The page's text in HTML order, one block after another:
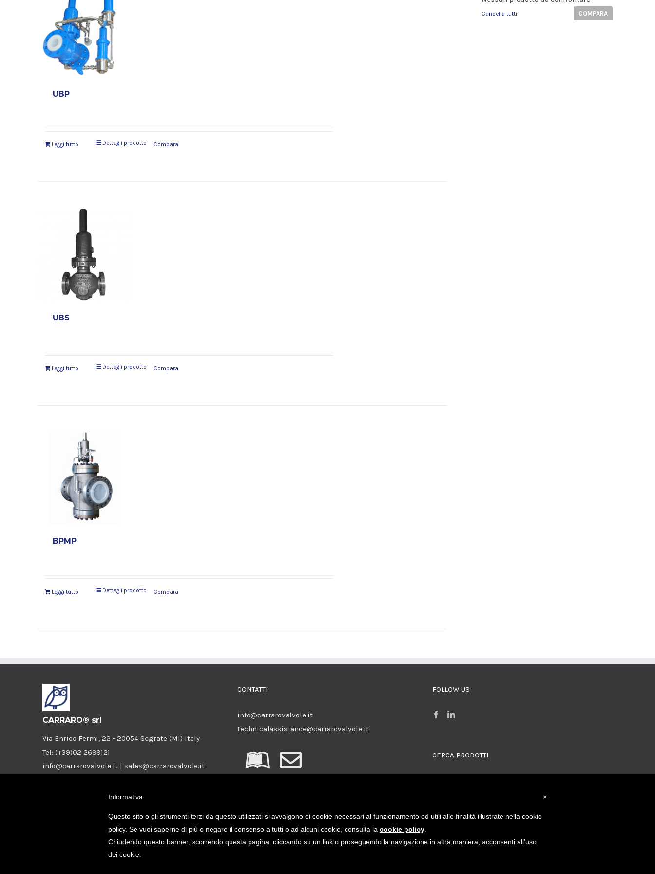
UBP
Leggi tutto Dettagli prodotto Compara
UBS
Leggi tutto Dettagli prodotto Compara
BPMP
Leggi tutto Dettagli prodotto Compara
Cancella tutti COMPARA
CARRARO® srl
Via Enrico Fermi, 22 - 20054 Segrate (MI) Italy
Tel: (+39)02 2699121
info@carrarovalvole.it | sales@carrarovalvole.it
Società a socio unico iscritta R.E.A. Milano nr.
Cookie Policy
CONTATTI
info@carrarovalvole.it
technicalassistance@carrarovalvole.it
FOLLOW US
CERCA PRODOTTI
×
Informativa
Questo sito o gli strumenti terzi da questo utilizzati si avvalgono di cookie necessari al funzionamento ed utili alle finalità illustrate nella cookie
policy. Se vuoi saperne di più o negare il consenso a tutti o ad alcuni cookie, consulta la cookie policy
Chiudendo questo banner, scorrendo questa pagina, cliccando su un link o proseguendo la navigazione in altra maniera, acconsenti all’uso
dei cookie.